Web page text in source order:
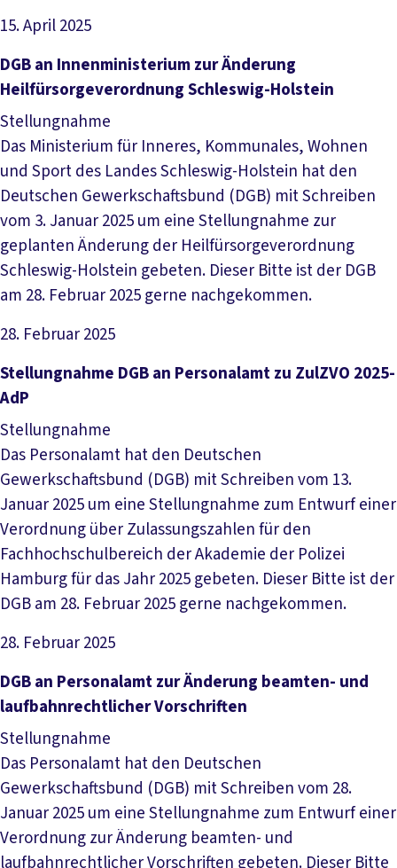
15. April 2025
Datei herunterladen
DGB an Innenministerium zur Änderung
Heilfürsorgeverordnung Schleswig-Holstein
Stellungnahme
Das Ministerium für Inneres, Kommunales, Wohnen
und Sport des Landes Schleswig-Holstein hat den
Deutschen Gewerkschaftsbund (DGB) mit Schreiben
vom 3. Januar 2025 um eine Stellungnahme zur
geplanten Änderung der Heilfürsorgeverordnung
Schleswig-Holstein gebeten. Dieser Bitte ist der DGB
am 28. Februar 2025 gerne nachgekommen.
28. Februar 2025
Datei herunterladen
Stellungnahme DGB an Personalamt zu ZulZVO 2025-
AdP
Stellungnahme
Das Personalamt hat den Deutschen
Gewerkschaftsbund (DGB) mit Schreiben vom 13.
Januar 2025 um eine Stellungnahme zum Entwurf einer
Verordnung über Zulassungszahlen für den
Fachhochschulbereich der Akademie der Polizei
Hamburg für das Jahr 2025 gebeten. Dieser Bitte ist der
DGB am 28. Februar 2025 gerne nachgekommen.
28. Februar 2025
Datei herunterladen
DGB an Personalamt zur Änderung beamten- und
laufbahnrechtlicher Vorschriften
Stellungnahme
Das Personalamt hat den Deutschen
Gewerkschaftsbund (DGB) mit Schreiben vom 28.
Januar 2025 um eine Stellungnahme zum Entwurf einer
Verordnung zur Änderung beamten- und
laufbahnrechtlicher Vorschriften gebeten. Dieser Bitte